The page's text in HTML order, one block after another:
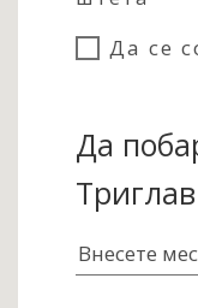
Да се
Да
Триглав